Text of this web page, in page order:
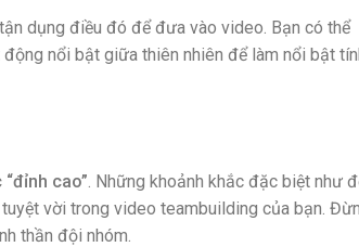
dụng điều đó để đưa vào video. Bạn có thể
nổi bật giữa thiên nhiên để làm nổi bật
cao” . Những khoảnh khắc đặc biệt như
vời trong video teambuilding của bạn.
thần đội nhóm.